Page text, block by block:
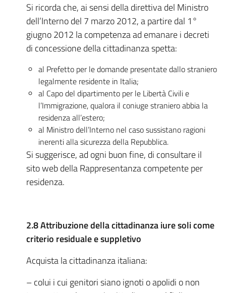
Si ricorda che, ai sensi della direttiva del Ministro
dell’Interno del 7 marzo 2012, a partire dal 1°
giugno 2012 la competenza ad emanare i decreti
di concessione della cittadinanza spetta:
al Prefetto per le domande presentate dallo straniero
legalmente residente in Italia;
al Capo del dipartimento per le Libertà Civili e
l’Immigrazione, qualora il coniuge straniero abbia la
residenza all’estero;
al Ministro dell’Interno nel caso sussistano ragioni
inerenti alla sicurezza della Repubblica.
Si suggerisce, ad ogni buon fine, di consultare il
sito web della Rappresentanza competente per
residenza.
2.8 Attribuzione della cittadinanza iure soli come
criterio residuale e suppletivo
Acquista la cittadinanza italiana:
– colui i cui genitori siano ignoti o apolidi o non